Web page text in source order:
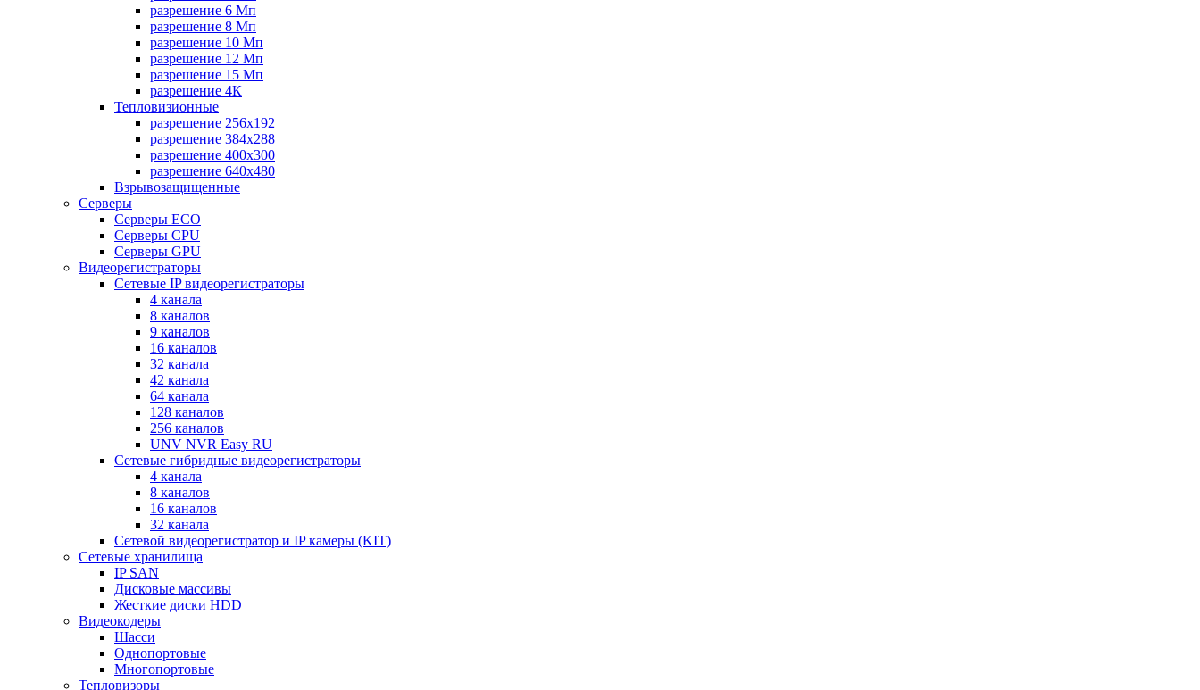
разрешение 6 Мп
разрешение 8 Мп
разрешение 10 Мп
разрешение 12 Мп
разрешение 15 Мп
разрешение 4К
Тепловизионные
разрешение 256x192
разрешение 384х288
разрешение 400x300
разрешение 640х480
Взрывозащищенные
Серверы
Серверы ECO
Серверы CPU
Серверы GPU
Видеорегистраторы
Сетевые IP видеорегистраторы
4 канала
8 каналов
9 каналов
16 каналов
32 канала
42 канала
64 канала
128 каналов
256 каналов
UNV NVR Easy RU
Сетевые гибридные видеорегистраторы
4 канала
8 каналов
16 каналов
32 канала
Сетевой видеорегистратор и IP камеры (KIT)
Сетевые хранилища
IP SAN
Дисковые массивы
Жесткие диски HDD
Видеокодеры
Шасси
Однопортовые
Многопортовые
Тепловизоры